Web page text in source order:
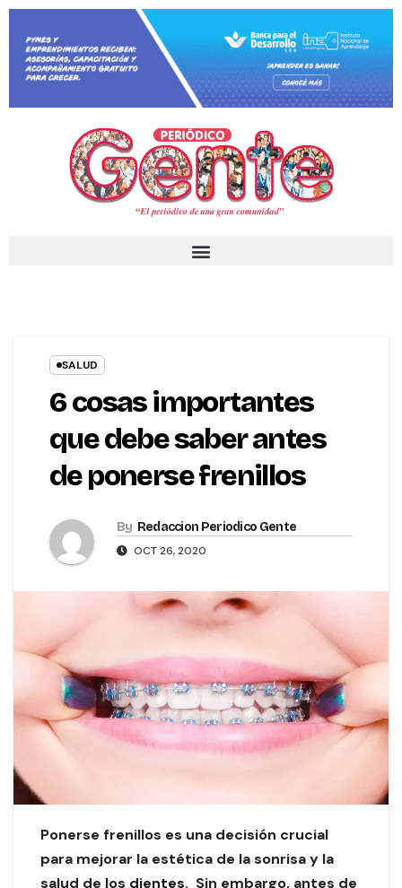
SALUD
6 cosas importantes
que debe saber antes
de ponerse frenillos
By Redaccion Periodico Gente
OCT 26, 2020
Ponerse frenillos es una decisión crucial
para mejorar la estética de la sonrisa y la
salud de los dientes. Sin embargo, antes de